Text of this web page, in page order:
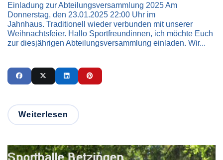
Einladung zur Abteilungsversammlung 2025 Am
Donnerstag, den 23.01.2025 22:00 Uhr im
Jahnhaus. Traditionell wieder verbunden mit unserer
Weihnachtsfeier. Hallo Sportfreundinnen, ich möchte Euch
zur diesjährigen Abteilungsversammlung einladen. Wir...
Weiterlesen